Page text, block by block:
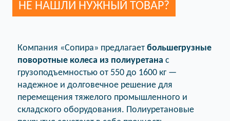
НЕ НАШЛИ НУЖНЫЙ ТОВАР?
Компания «Сопира» предлагает большегрузные
поворотные колеса из полиуретана с
грузоподъемностью от 550 до 1600 кг —
надежное и долговечное решение для
перемещения тяжелого промышленного и
складского оборудования. Полиуретановые